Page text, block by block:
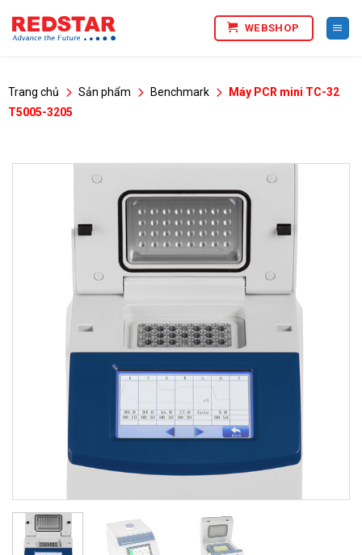
qua
WEBSHOP
Trang chủ Sản phẩm Benchmark
Máy PCR mini TC-32
T5005-3205